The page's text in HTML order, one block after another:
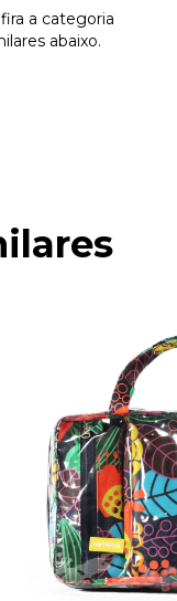
a categoria
abaixo.